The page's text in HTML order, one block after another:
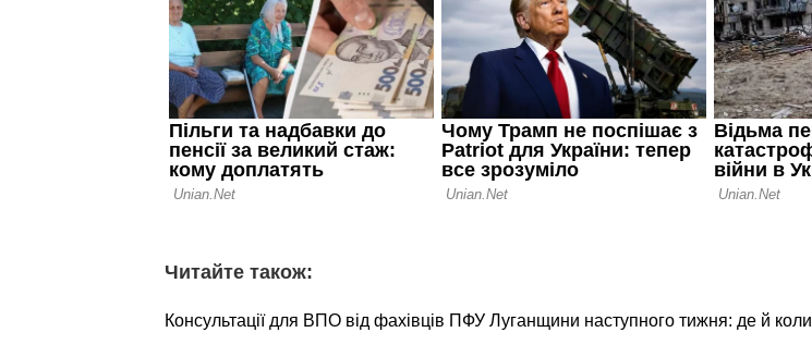
Читайте також:
Консультації для ВПО від фахівців ПФУ Луганщини наступного тижня: де й коли